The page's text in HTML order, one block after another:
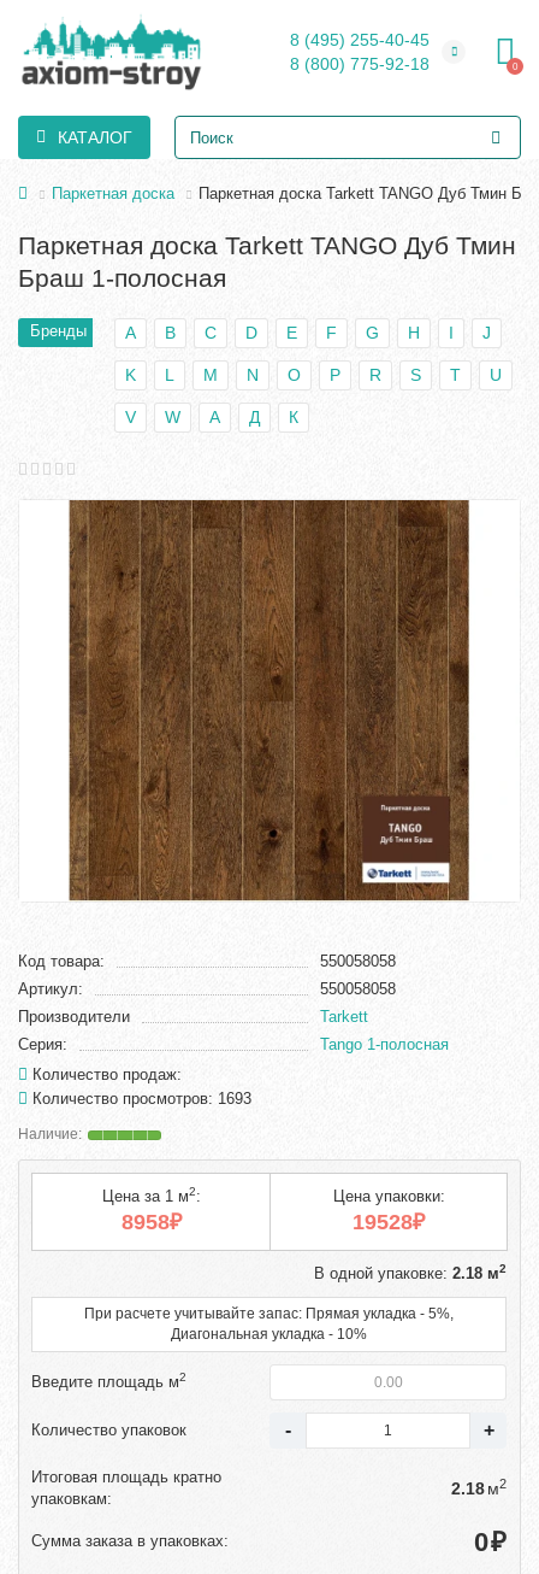
8 (495) 255-40-45
8 (800) 775-92-18
0
КАТАЛОГ
Паркетная доска Паркетная доска Tarkett TANGO Дуб Тмин
Паркетная доска Tarkett TANGO Дуб Тмин
Браш 1-полосная
Бренды A B C D E F G H I J
K L M N O P R S T U
V W А Д К
Код товара:
550058058
Артикул:
550058058
Производители
Tarkett
Серия:
Tango 1-полосная
Количество продаж:
Количество просмотров: 1693
Цена за 1 м2:
8958₽
Цена упаковки:
19528₽
В одной упаковке: 2.18 м2
При расчете учитывайте запас: Прямая укладка - 5%,
Диагональная укладка - 10%
Введите площадь м2
Количество упаковок
Итоговая площадь кратно
упаковкам:
м2
Сумма заказа в упаковках: ₽